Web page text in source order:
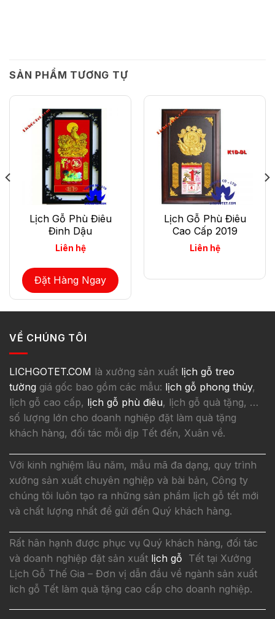
SẢN PHẨM TƯƠNG TỰ
Lịch Gỗ Phù Điêu
Đinh Dậu
Liên hệ
Đặt Hàng Ngay
HẾT HÀNG
Lịch Gỗ Phù Điêu
Cao Cấp 2019
Liên hệ
VỀ CHÚNG TÔI
LICHGOTET.COM là xưởng sản xuất lịch gỗ treo
tường giá gốc bao gồm các mẫu: lịch gỗ phong thủy,
lịch gỗ cao cấp, lịch gỗ phù điêu, lịch gỗ quà tặng, …
số lượng lớn cho doanh nghiệp đặt làm quà tặng
khách hàng, đối tác mỗi dịp Tết đến, Xuân về.
Với kinh nghiệm lâu năm, mẫu mã đa dạng, quy trình
xưởng sản xuất chuyên nghiệp và bài bản, Công ty
chúng tôi luôn tạo ra những sản phẩm lịch gỗ tết mới
và chất lượng nhất để gửi đến Quý khách hàng.
Rất hân hạnh được phục vụ Quý khách hàng, đối tác
và doanh nghiệp đặt sản xuất lịch gỗ Tết tại Xưởng
Lịch Gỗ Thế Gia – Đơn vị dẫn đầu về ngành sản xuất
lich gỗ Tết làm quà tặng cao cấp cho doanh nghiệp.